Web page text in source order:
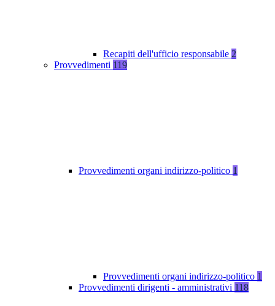
Recapiti dell'ufficio responsabile 2
Provvedimenti 119
Provvedimenti organi indirizzo-politico 1
Provvedimenti organi indirizzo-politico 1
Provvedimenti dirigenti - amministrativi 118